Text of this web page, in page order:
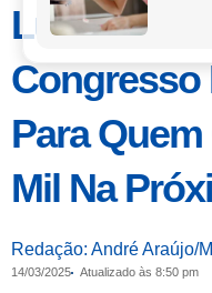
Lula Diz
Congresso
Para
Mil Na
Redação: André Araújo/
14/03/2025 Atualizado às 8:50 pm